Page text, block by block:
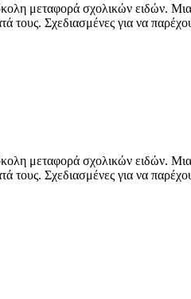
μεταφορά σχολικών ειδών.
Σχεδιασμένες για να
μεταφορά σχολικών ειδών.
Σχεδιασμένες για να